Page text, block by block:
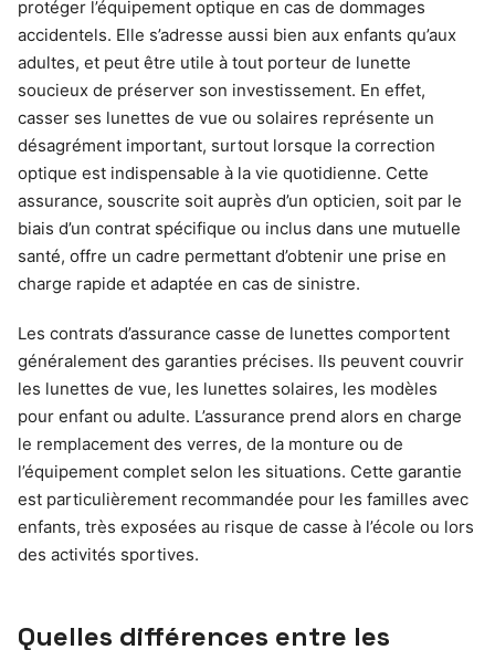
protéger l’équipement optique en cas de dommages
accidentels. Elle s’adresse aussi bien aux enfants qu’aux
adultes, et peut être utile à tout porteur de lunette
soucieux de préserver son investissement. En effet,
casser ses lunettes de vue ou solaires représente un
désagrément important, surtout lorsque la correction
optique est indispensable à la vie quotidienne. Cette
assurance, souscrite soit auprès d’un opticien, soit par le
biais d’un contrat spécifique ou inclus dans une mutuelle
santé, offre un cadre permettant d’obtenir une prise en
charge rapide et adaptée en cas de sinistre.
Les contrats d’assurance casse de lunettes comportent
généralement des garanties précises. Ils peuvent couvrir
les lunettes de vue, les lunettes solaires, les modèles
pour enfant ou adulte. L’assurance prend alors en charge
le remplacement des verres, de la monture ou de
l’équipement complet selon les situations. Cette garantie
est particulièrement recommandée pour les familles avec
enfants, très exposées au risque de casse à l’école ou lors
des activités sportives.
Quelles différences entre les